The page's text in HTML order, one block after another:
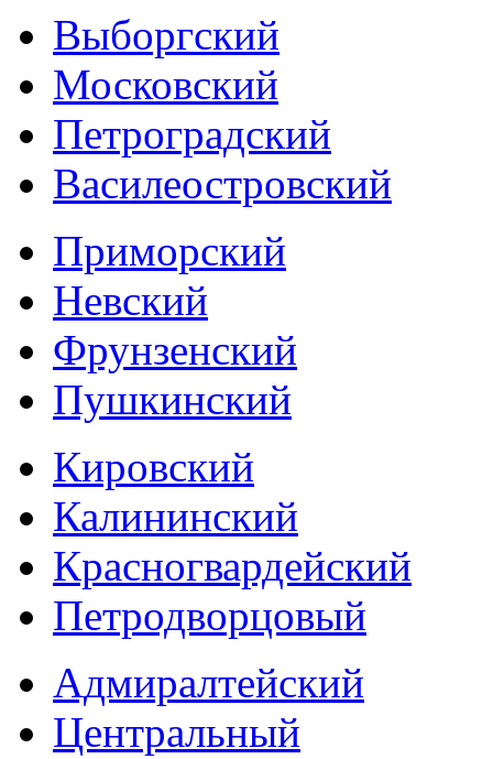
Выборгский
Московский
Петроградский
Василеостровский
Приморский
Невский
Фрунзенский
Пушкинский
Кировский
Калининский
Красногвардейский
Петродворцовый
Адмиралтейский
Центральный